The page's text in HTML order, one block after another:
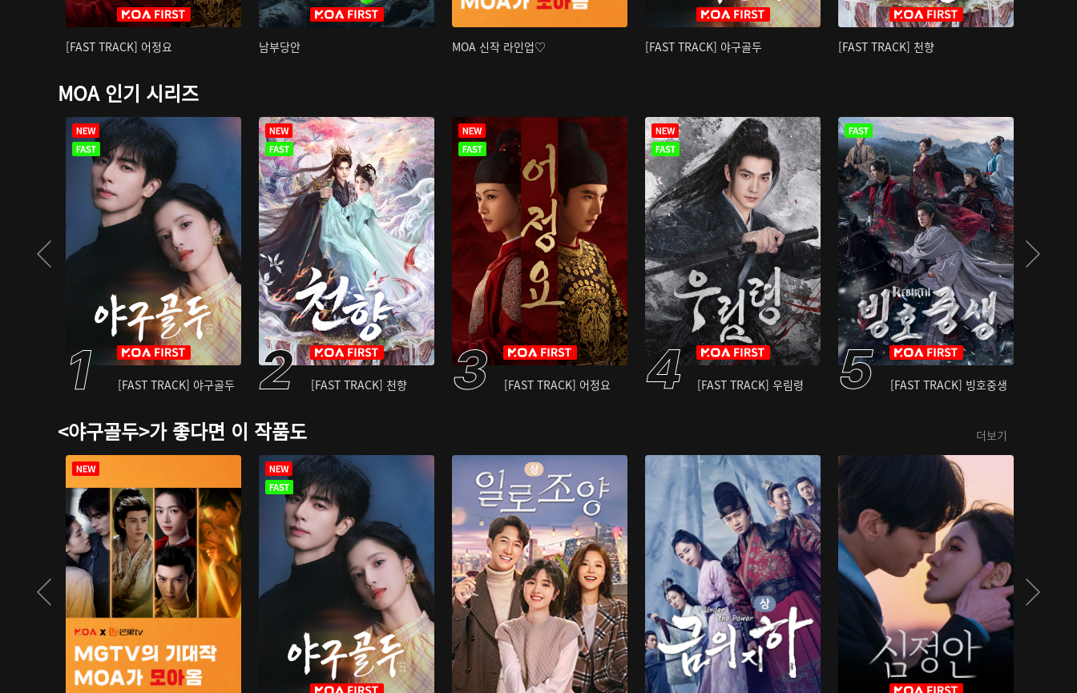
[FAST TRACK] 어정요 남부당안 MOA 신작 라인업♡ [FAST TRACK] 야구골두 [FAST TRACK] 천향
MOA 인기 시리즈
[FAST TRACK] 야구골두 [FAST TRACK] 천향 [FAST TRACK] 어정요 [FAST TRACK] 우림령 [FAST TRACK] 빙호중생
<야구골두>가 좋다면 이 작품도 더보기